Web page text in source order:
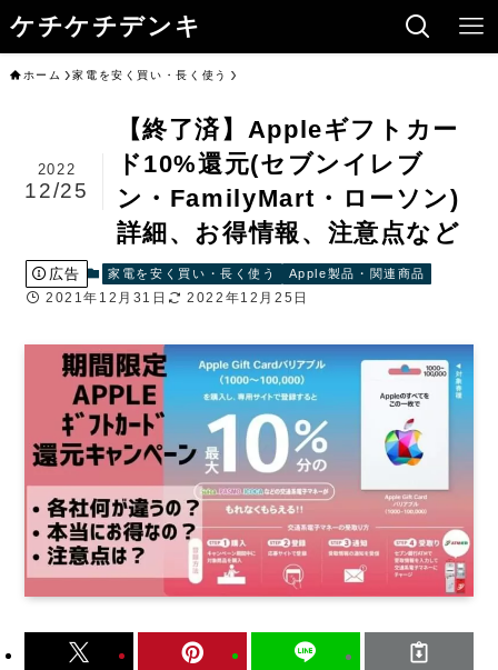
ケチケチデンキ
ホーム 家電を安く買い・長く使う
【終了済】Appleギフトカー
ド10%還元(セブンイレブ
ン・FamilyMart・ローソン)
詳細、お得情報、注意点など
2022
12/25
広告 家電を安く買い・長く使う Apple製品・関連商品
2021年12月31日 2022年12月25日